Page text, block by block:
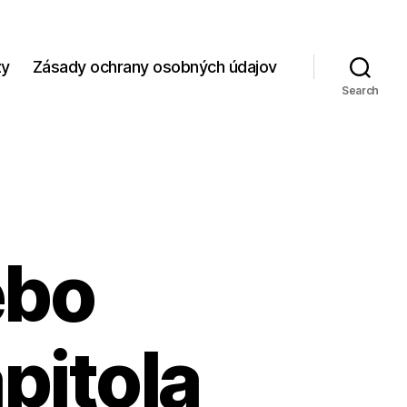
Zásady ochrany osobných údajov
Search